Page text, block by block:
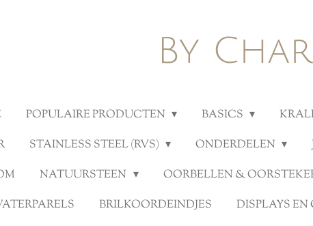
By
POPULAIRE PRODUCTEN BASICS
STAINLESS STEEL (RVS) ONDERDELEN
NATUURSTEEN OORBELLEN &
BRILKOORDEINDJES DISPLAYS EN